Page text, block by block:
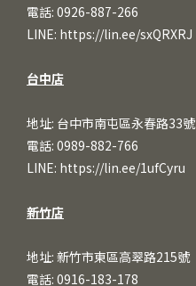
電話: 0926-887-266
LINE: https://lin.ee/sxQRXRJ
台中店
地址: 台中市南屯區永春路33號
電話: 0989-882-766
LINE: https://lin.ee/1ufCyru
新竹店
地址: 新竹市東區高翠路215號
電話: 0916-183-178